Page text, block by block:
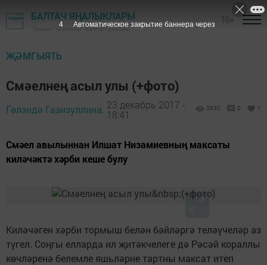
БАЛТАЧ ЯҢАЛЫКЛАРЫ
"Хезмәт" газетасы - Балтач районы
ҖӘМГЫЯТЬ
Смәелнең асыл улы (+фото)
Гөлзидә Газизуллина, 23 декабрь 2017 -
18:41
3630 0 1
Смәел авылыннан Илшат Низамиевның максаты
киләчәктә хәрби кеше булу
Киләчәген хәрби тормыш белән бәйләргә теләүчеләр аз
түгел. Соңгы елларда ил җитәкчелеге дә Рәсәй кораллы
көчләренә белемле яшьләрне тартны максат итеп
3 Автоматическое закрытие баннера через